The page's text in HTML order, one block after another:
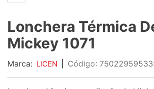
Lonchera Térmica
Mickey 1071
Marca: LICEN :
5.
mouse
6.
marcadores
7.
audifonos
8.
teclado